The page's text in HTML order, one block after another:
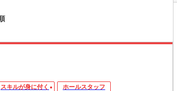
スキルが身に付く ホールスタッフ